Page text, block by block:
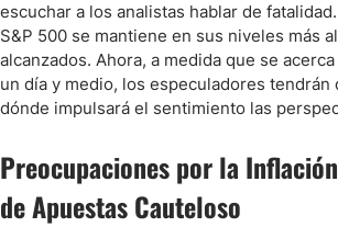
escuchar a los analistas hablar de
S&P 500 se mantiene en sus niveles más
alcanzados. Ahora, a medida que se
un día y medio, los especuladores tendrán
dónde impulsará el sentimiento las
Preocupaciones por la
de Apuestas Cauteloso